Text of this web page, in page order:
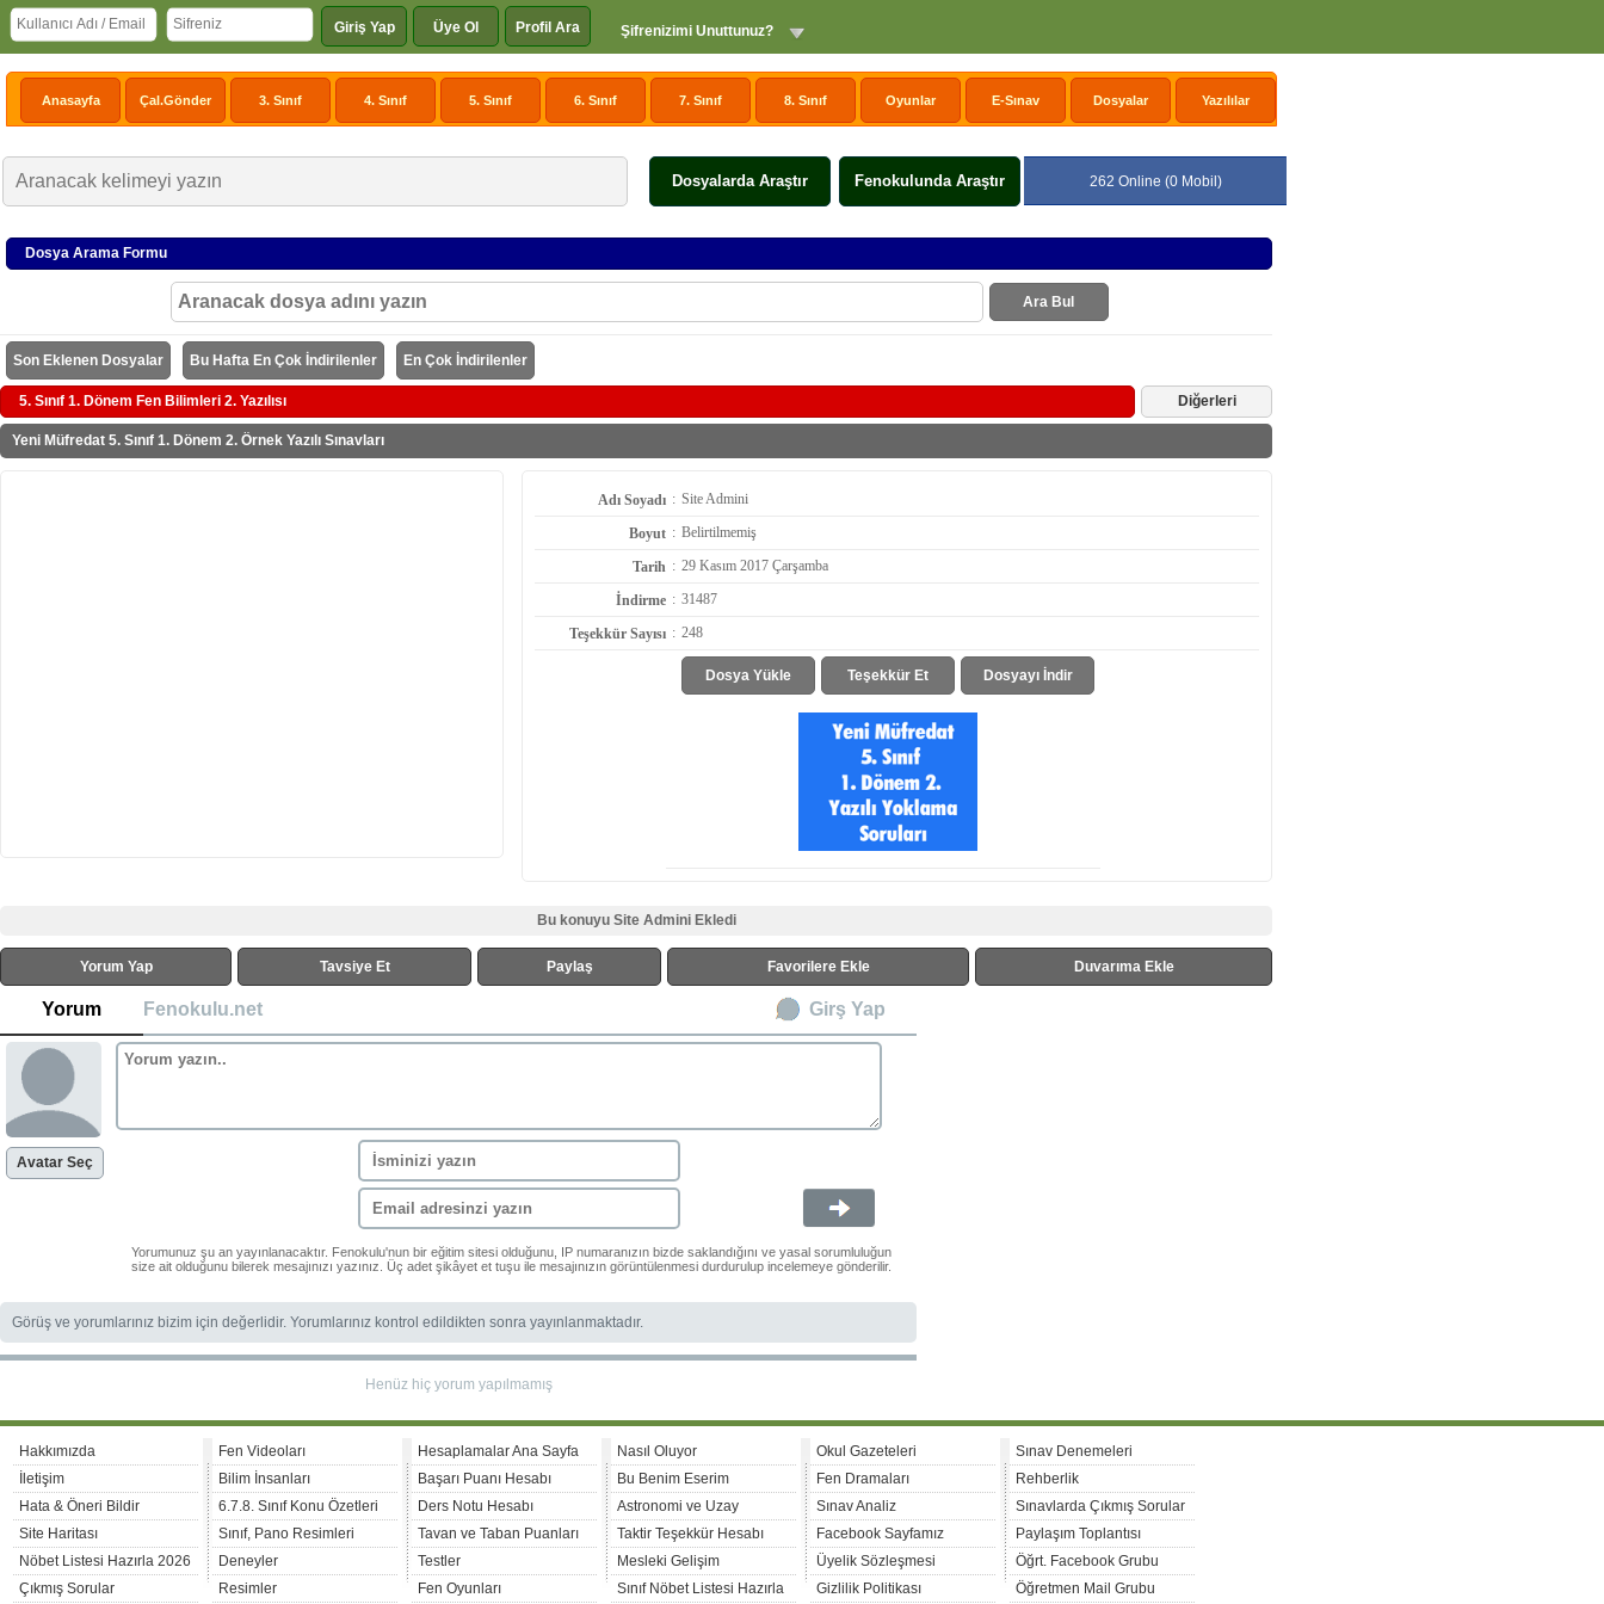
Giriş Yap Üye Ol Profil Ara Şifrenizimi Unuttunuz?
Anasayfa Çal.Gönder 3. Sınıf 4. Sınıf 5. Sınıf 6. Sınıf 7. Sınıf 8. Sınıf Oyunlar E-Sınav Dosyalar Yazılılar
Dosyalarda Araştır Fenokulunda Araştır 262 Online (0 Mobil)
Dosya Arama Formu
Ara Bul
Son Eklenen Dosyalar Bu Hafta En Çok İndirilenler En Çok İndirilenler
5. Sınıf 1. Dönem Fen Bilimleri 2. Yazılısı Diğerleri
Yeni Müfredat 5. Sınıf 1. Dönem 2. Örnek Yazılı Sınavları
Adı Soyadı : Site Admini
Boyut : Belirtilmemiş
Tarih : 29 Kasım 2017 Çarşamba
İndirme : 31487
Teşekkür Sayısı : 248
Dosya Yükle Teşekkür Et Dosyayı İndir
Bu konuyu Site Admini Ekledi
Yorum Yap Tavsiye Et Paylaş Favorilere Ekle Duvarıma Ekle
Yorum Fenokulu.net Girş Yap
Avatar Seç
Yorumunuz şu an yayınlanacaktır. Fenokulu'nun bir eğitim sitesi olduğunu, IP numaranızın bizde saklandığını ve yasal sorumluluğun
size ait olduğunu bilerek mesajınızı yazınız. Üç adet şikâyet et tuşu ile mesajınızın görüntülenmesi durdurulup incelemeye gönderilir.
Görüş ve yorumlarınız bizim için değerlidir. Yorumlarınız kontrol edildikten sonra yayınlanmaktadır.
Henüz hiç yorum yapılmamış
Hakkımızda
İletişim
Hata & Öneri Bildir
Site Haritası
Nöbet Listesi Hazırla 2026
Çıkmış Sorular
Fen Videoları
Bilim İnsanları
6.7.8. Sınıf Konu Özetleri
Sınıf, Pano Resimleri
Deneyler
Resimler
Hesaplamalar Ana Sayfa
Başarı Puanı Hesabı
Ders Notu Hesabı
Tavan ve Taban Puanları
Testler
Fen Oyunları
Nasıl Oluyor
Bu Benim Eserim
Astronomi ve Uzay
Taktir Teşekkür Hesabı
Mesleki Gelişim
Sınıf Nöbet Listesi Hazırla
Okul Gazeteleri
Fen Dramaları
Sınav Analiz
Facebook Sayfamız
Üyelik Sözleşmesi
Gizlilik Politikası
Sınav Denemeleri
Rehberlik
Sınavlarda Çıkmış Sorular
Paylaşım Toplantısı
Öğrt. Facebook Grubu
Öğretmen Mail Grubu